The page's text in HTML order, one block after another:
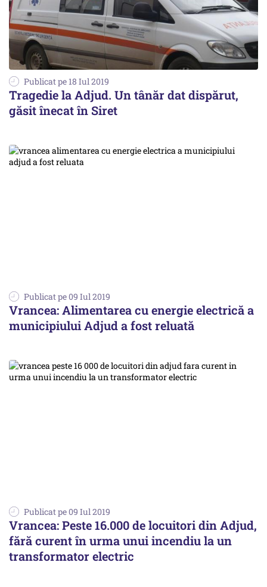
Publicat pe 18 Iul 2019
Tragedie la Adjud. Un tânăr dat dispărut,
găsit înecat în Siret
Publicat pe 09 Iul 2019
Vrancea: Alimentarea cu energie electrică a
municipiului Adjud a fost reluată
Publicat pe 09 Iul 2019
Vrancea: Peste 16.000 de locuitori din Adjud,
fără curent în urma unui incendiu la un
transformator electric